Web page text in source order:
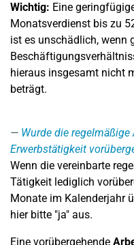
Wichtig: Eine
Monatsverdienst bis zu
ist es unschädlich, wenn
hieraus insgesamt nicht
beträgt.
Wurde die
Erwerbstätigkeit
Wenn die vereinbarte
Tätigkeit lediglich
Monate im Kalenderjahr
hier bitte "ja" aus.
Eine vorübergehende